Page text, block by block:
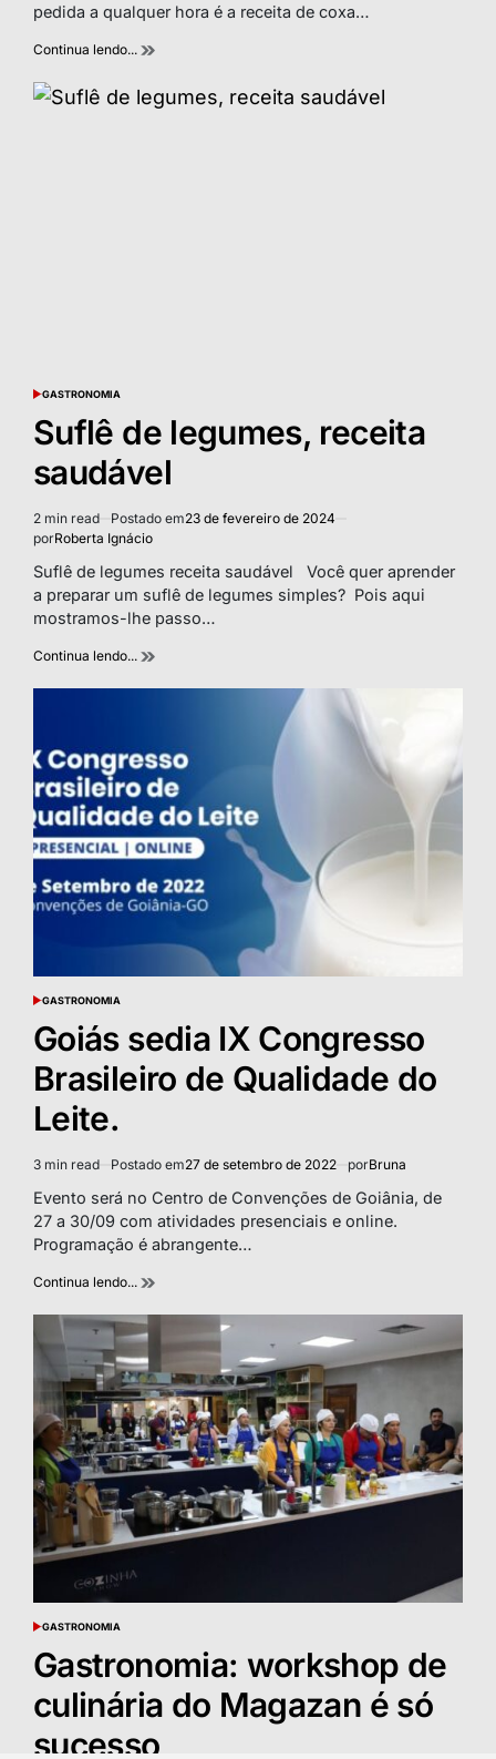
pedida a qualquer hora é a receita de coxa…
Continua lendo...
POSTED
GASTRONOMIA
Suflê de legumes, receita
saudável
Estimated
read
time
2 min read Postado em23 de fevereiro de 2024
porRoberta Ignácio
Suflê de legumes receita saudável Você quer aprender
a preparar um suflê de legumes simples? Pois aqui
mostramos-lhe passo…
Continua lendo...
POSTED
GASTRONOMIA
Goiás sedia IX Congresso
Brasileiro de Qualidade do
Leite.
Estimated
read
time
3 min read Postado em27 de setembro de 2022 porBruna
Evento será no Centro de Convenções de Goiânia, de
27 a 30/09 com atividades presenciais e online.
Programação é abrangente…
Continua lendo...
POSTED
GASTRONOMIA
Gastronomia: workshop de
culinária do Magazan é só
sucesso